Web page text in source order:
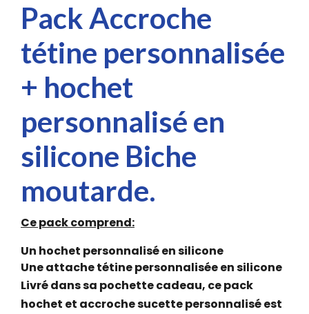
Pack Accroche
tétine personnalisée
+ hochet
personnalisé en
silicone Biche
moutarde.
Ce pack comprend:
Un hochet personnalisé en silicone
Une attache tétine personnalisée en silicone
Livré dans sa pochette cadeau, ce pack
hochet et accroche sucette personnalisé est